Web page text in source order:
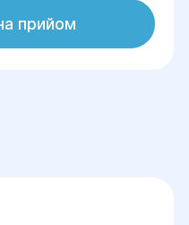
і
лікування,
прийом